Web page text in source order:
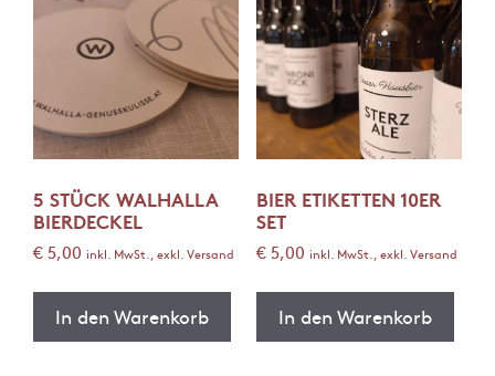
5 STÜCK WALHALLA
BIERDECKEL
€ 5,00 inkl. MwSt., exkl. Versand
In den Warenkorb
BIER ETIKETTEN 10ER
SET
€5,00 inkl. MwSt., exkl. Versand
In den Warenkorb